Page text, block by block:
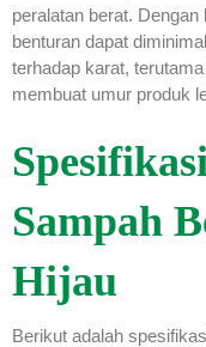
peralatan berat.
benturan dapat
terhadap karat,
membuat umur produk
Sampah
Hijau
Berikut adalah